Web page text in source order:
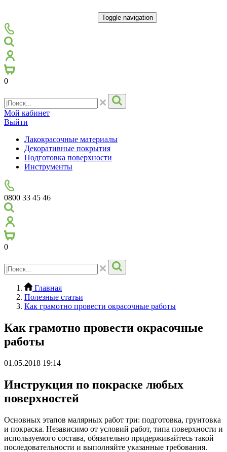
Toggle navigation
0
Мой кабинет
Выйти
Лакокрасочные материалы
Декоративные покрытия
Подготовка поверхности
Инструменты
0800 33 45 46
0
Главная
Полезные статьи
Как грамотно провести окрасочные работы
Как грамотно провести окрасочные
работы
01.05.2018 19:14
Инструкция по покраске любых
поверхностей
Основных этапов малярных работ три: подготовка, грунтовка
и покраска. Независимо от условий работ, типа поверхности и
используемого состава, обязательно придерживайтесь такой
последовательности и выполняйте указанные требования.